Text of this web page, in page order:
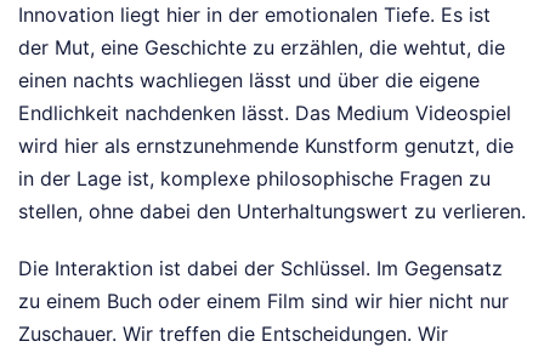
Innovation liegt hier in der emotionalen Tiefe. Es ist
der Mut, eine Geschichte zu erzählen, die wehtut, die
einen nachts wachliegen lässt und über die eigene
Endlichkeit nachdenken lässt. Das Medium Videospiel
wird hier als ernstzunehmende Kunstform genutzt, die
in der Lage ist, komplexe philosophische Fragen zu
stellen, ohne dabei den Unterhaltungswert zu verlieren.
Die Interaktion ist dabei der Schlüssel. Im Gegensatz
zu einem Buch oder einem Film sind wir hier nicht nur
Zuschauer. Wir treffen die Entscheidungen. Wir